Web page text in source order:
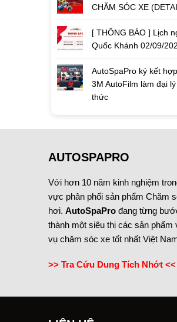
CHĂM SÓC XE
[ THÔNG BÁO ] Lịch
Quốc Khánh 02/09/
AutoSpaPro ký kết
3M AutoFilm làm đại
thức
AUTOSPAPRO
Với hơn 10 năm kinh nghiệm
vực phân phối sản phẩm Chăm
hơi. AutoSpaPro đang từng
thành một siêu thị các sản phẩm
vụ chăm sóc xe tốt nhất Việt
>> Tra Cứu Dung Tích Nhớt <<